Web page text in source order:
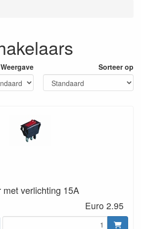
Weergave Sorteer op
met verlichting 15A
Euro 2.95